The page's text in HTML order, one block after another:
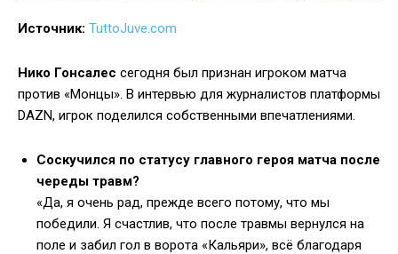
Источник: TuttoJuve.com
Нико Гонсалес сегодня был признан игроком матча
против «Монцы». В интервью для журналистов платформы
DAZN, игрок поделился собственными впечатлениями.
Соскучился по статусу главного героя матча после
череды травм?
«Да, я очень рад, прежде всего потому, что мы
победили. Я счастлив, что после травмы вернулся на
поле и забил гол в ворота «Кальяри», всё благодаря